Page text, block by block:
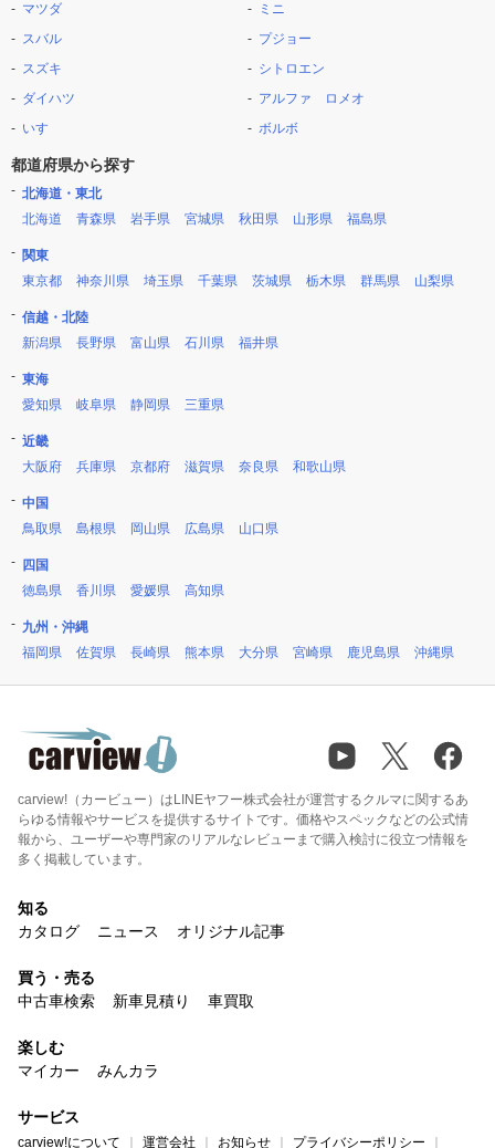
マツダ
スバル
スズキ
ダイハツ
いすゞ
ミニ
プジョー
シトロエン
アルファ ロメオ
ボルボ
都道府県から探す
北海道・東北
北海道
青森県 岩手県 宮城県 秋田県 山形県 福島県
関東
東京都
神奈川県 埼玉県 千葉県 茨城県 栃木県 群馬県 山梨県
信越・北陸
新潟県
長野県 富山県 石川県 福井県
東海
愛知県
岐阜県 静岡県 三重県
近畿
大阪府
兵庫県 京都府 滋賀県 奈良県 和歌山県
中国
鳥取県
島根県 岡山県 広島県 山口県
四国
徳島県
香川県 愛媛県 高知県
九州・沖縄
福岡県
佐賀県 長崎県 熊本県 大分県 宮崎県 鹿児島県 沖縄県
carview!（カービュー）はLINEヤフー株式会社が運営するクルマに関するあ
らゆる情報やサービスを提供するサイトです。価格やスペックなどの公式情
報から、ユーザーや専門家のリアルなレビューまで購入検討に役立つ情報を
多く掲載しています。
知る
カタログ
ニュース オリジナル記事
買う・売る
中古車検索
新車見積り 車買取
楽しむ
マイカー
みんカラ
サービス
carview!について 運営会社 お知らせ プライバシーポリシー